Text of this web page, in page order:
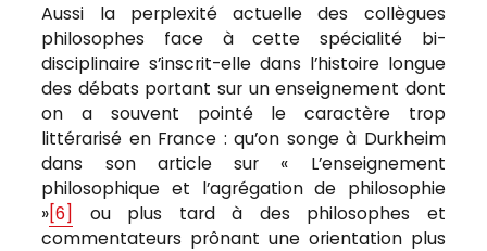
Aussi la perplexité actuelle des collègues
philosophes face à cette spécialité bi-
disciplinaire s’inscrit-elle dans l’histoire longue
des débats portant sur un enseignement dont
on a souvent pointé le caractère trop
littérarisé en France : qu’on songe à Durkheim
dans son article sur « L’enseignement
philosophique et l’agrégation de philosophie
»[6]
ou plus tard à des philosophes et
commentateurs prônant une orientation plus